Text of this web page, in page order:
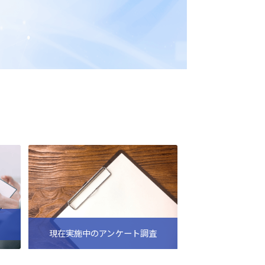
現在実施中のアンケート調査